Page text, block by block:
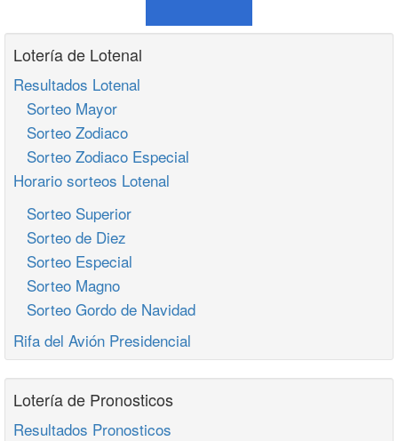
Lotería de Lotenal
Resultados Lotenal
Sorteo Mayor
Sorteo Zodiaco
Sorteo Zodiaco Especial
Horario sorteos Lotenal
Sorteo Superior
Sorteo de Diez
Sorteo Especial
Sorteo Magno
Sorteo Gordo de Navidad
Rifa del Avión Presidencial
Lotería de Pronosticos
Resultados Pronosticos